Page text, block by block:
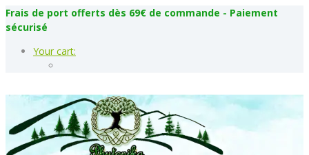
Frais de port offerts dès 69€ de commande - Paiement
sécurisé
Your cart: